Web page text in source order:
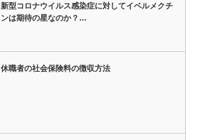
新型コロナウイルス感染症に対してイベルメクチ
ンは期待の星なのか？…
休職者の社会保険料の徴収方法